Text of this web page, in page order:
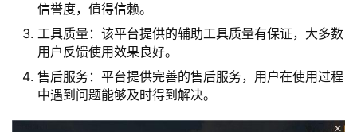
信誉度，值得信赖。
工具质量：该平台提供的辅助工具质量有保证，大多数
用户反馈使用效果良好。
售后服务：平台提供完善的售后服务，用户在使用过程
中遇到问题能够及时得到解决。